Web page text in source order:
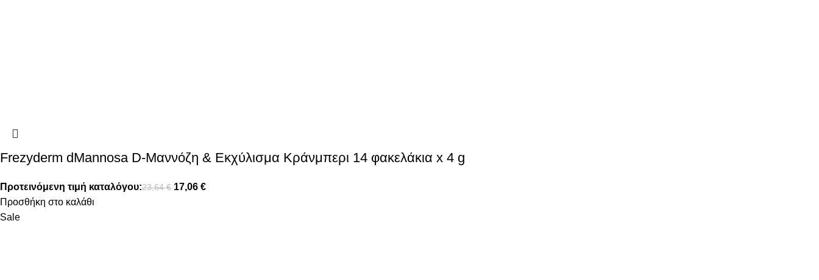
Frezyderm dMannosa D-Μαννόζη & Εκχύλισμα Κράνμπερι 14 φακελάκια x 4 g
Προτεινόμενη τιμή καταλόγου:23,64€ 17,06 €
Προσθήκη στο καλάθι
Sale